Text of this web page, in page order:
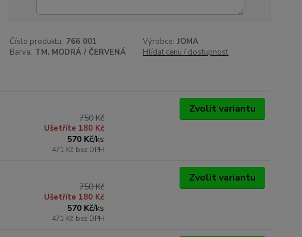
Číslo produktu: 766 001 Výrobce: JOMA
Barva: TM. MODRÁ / ČERVENÁ Hlídat cenu / dostupnost
750 Kč
Ušetříte 180 Kč
570 Kč/ks
471 Kč bez DPH
Zvolit variantu
750 Kč
Ušetříte 180 Kč
570 Kč/ks
471 Kč bez DPH
Zvolit variantu